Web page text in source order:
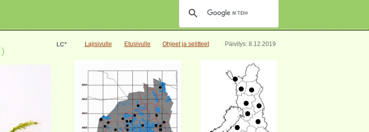
)
LC* Lajisivulle Etusivulle Ohjeet ja selitteet Päivitys: 8.12.2019